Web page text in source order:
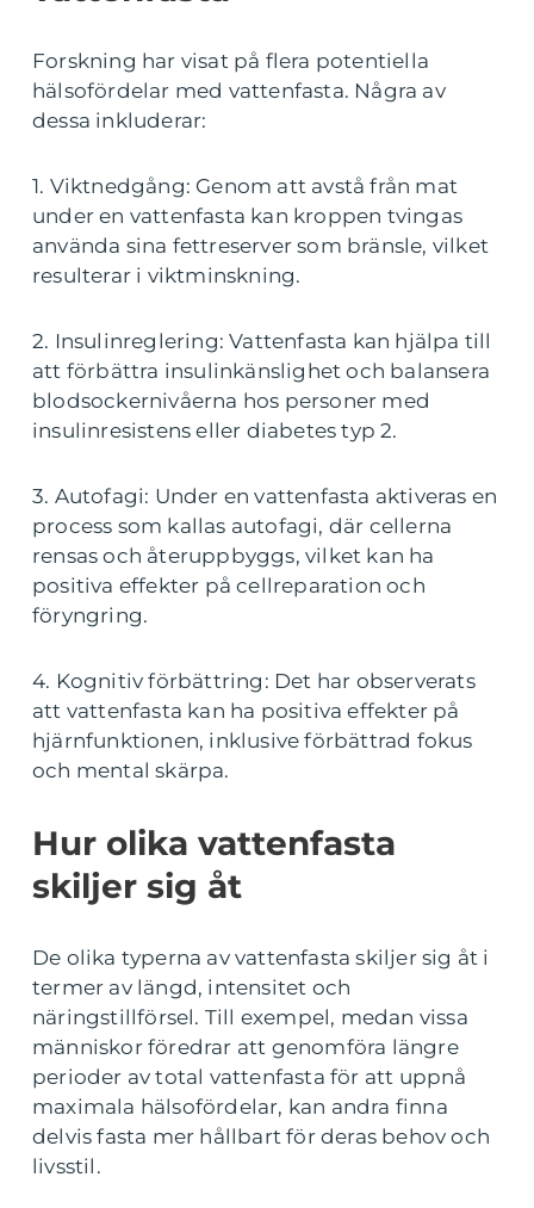
Forskning har visat på flera potentiella
hälsofördelar med vattenfasta. Några av
dessa inkluderar:
1. Viktnedgång: Genom att avstå från mat
under en vattenfasta kan kroppen tvingas
använda sina fettreserver som bränsle, vilket
resulterar i viktminskning.
2. Insulinreglering: Vattenfasta kan hjälpa till
att förbättra insulinkänslighet och balansera
blodsockernivåerna hos personer med
insulinresistens eller diabetes typ 2.
3. Autofagi: Under en vattenfasta aktiveras en
process som kallas autofagi, där cellerna
rensas och återuppbyggs, vilket kan ha
positiva effekter på cellreparation och
föryngring.
4. Kognitiv förbättring: Det har observerats
att vattenfasta kan ha positiva effekter på
hjärnfunktionen, inklusive förbättrad fokus
och mental skärpa.
Hur olika vattenfasta
skiljer sig åt
De olika typerna av vattenfasta skiljer sig åt i
termer av längd, intensitet och
näringstillförsel. Till exempel, medan vissa
människor föredrar att genomföra längre
perioder av total vattenfasta för att uppnå
maximala hälsofördelar, kan andra finna
delvis fasta mer hållbart för deras behov och
livsstil.